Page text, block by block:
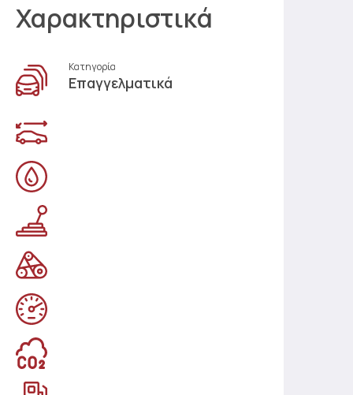
Χαρακτηριστικά
Κατηγορία
Επαγγελματικά